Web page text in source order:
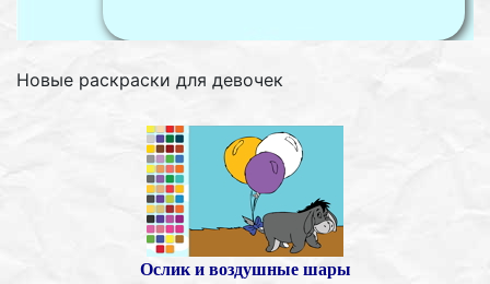
Новые раскраски для девочек
Ослик и воздушные шары